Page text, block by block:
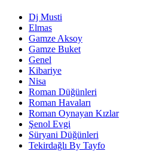
Dj Musti
Elmas
Gamze Aksoy
Gamze Buket
Genel
Kibariye
Nisa
Roman Düğünleri
Roman Havaları
Roman Oynayan Kızlar
Şenol Evgi
Süryani Düğünleri
Tekirdağlı By Tayfo